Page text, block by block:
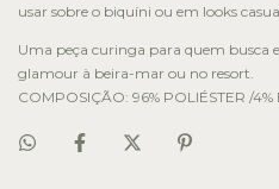
usar sobre o biquíni ou em looks
Uma peça curinga para quem busca
glamour à beira-mar ou no resort.
COMPOSIÇÃO: 96% POLIÉSTER /4%